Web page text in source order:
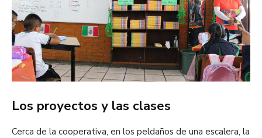
Los proyectos y las clases
Cerca de la cooperativa, en los peldaños de una escalera, la